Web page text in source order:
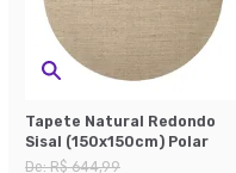
Tapete Natural Redondo
Sisal (150x150cm) Polar
De:R$ 644,99